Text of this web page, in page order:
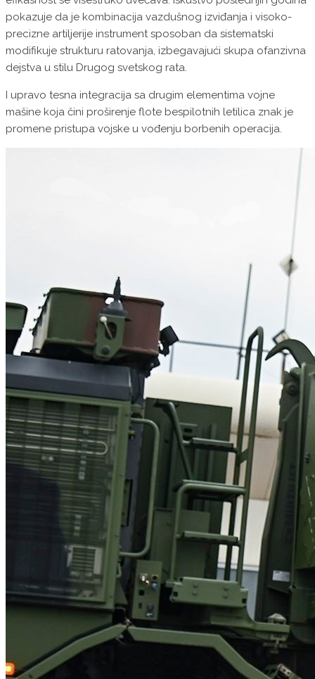
pokazuje da je kombinacija vazdušnog izviđanja i visoko-
precizne artiljerije instrument sposoban da sistematski
modifikuje strukturu ratovanja, izbegavajući skupa ofanzivna
dejstva u stilu Drugog svetskog rata.
I upravo tesna integracija sa drugim elementima vojne
mašine koja čini proširenje flote bespilotnih letilica znak je
promene pristupa vojske u vođenju borbenih operacija.